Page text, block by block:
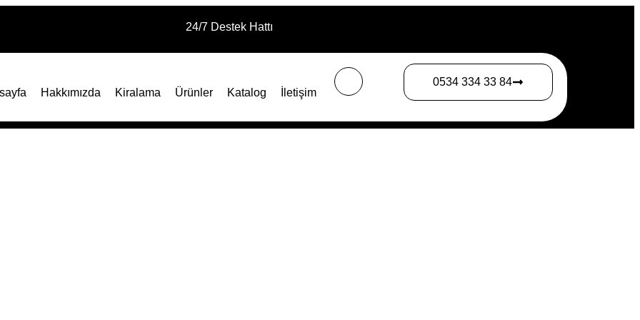
24/7 Destek Hattı
Hakkımızda Kiralama Ürünler Katalog İletişim
0534 334 33 84